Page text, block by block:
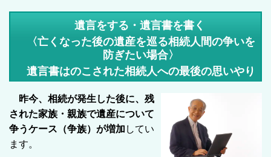
遺言をする・遺言書を書く
〈亡くなった後の遺産を巡る相続人間の争いを
防ぎたい場合〉
遺言書はのこされた相続人への最後の思いやり
昨今、相続が発生した後に、残
された家族・親族で遺産について
争うケース（争族）が増加 してい
ます。